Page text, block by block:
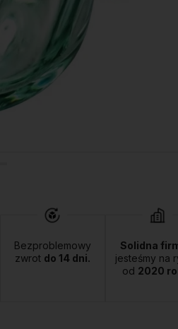
Bezproblemowy
zwrot do 14 dni.
Solidna
jesteśmy na
od 2020